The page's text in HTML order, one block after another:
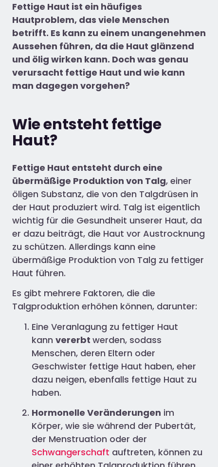
Fettige Haut ist ein häufiges
Hautproblem, das viele Menschen
betrifft. Es kann zu einem unangenehmen
Aussehen führen, da die Haut glänzend
und ölig wirken kann. Doch was genau
verursacht fettige Haut und wie kann
man dagegen vorgehen?
Wie entsteht fettige
Haut?
Fettige Haut entsteht durch eine
übermäßige Produktion von Talg, einer
öligen Substanz, die von den Talgdrüsen in
der Haut produziert wird. Talg ist eigentlich
wichtig für die Gesundheit unserer Haut, da
er dazu beiträgt, die Haut vor Austrocknung
zu schützen. Allerdings kann eine
übermäßige Produktion von Talg zu fettiger
Haut führen.
Es gibt mehrere Faktoren, die die
Talgproduktion erhöhen können, darunter:
Eine Veranlagung zu fettiger Haut
kann vererbt werden, sodass
Menschen, deren Eltern oder
Geschwister fettige Haut haben, eher
dazu neigen, ebenfalls fettige Haut zu
haben.
Hormonelle Veränderungen im
Körper, wie sie während der Pubertät,
der Menstruation oder der
Schwangerschaft auftreten, können zu